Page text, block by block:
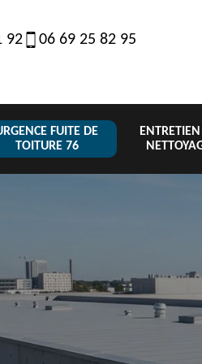
92 06 69 25 82 95
FUITE DE
TOITURE 76
de toiture et
tuile 76